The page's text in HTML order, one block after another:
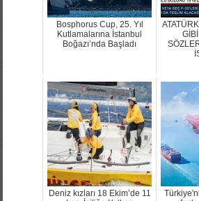
Bosphorus Cup, 25. Yıl
Kutlamalarına İstanbul
Boğazı’nda Başladı
Deniz kızları 18 Ekim’de 11